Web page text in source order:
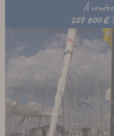
À vendre
207 600 €